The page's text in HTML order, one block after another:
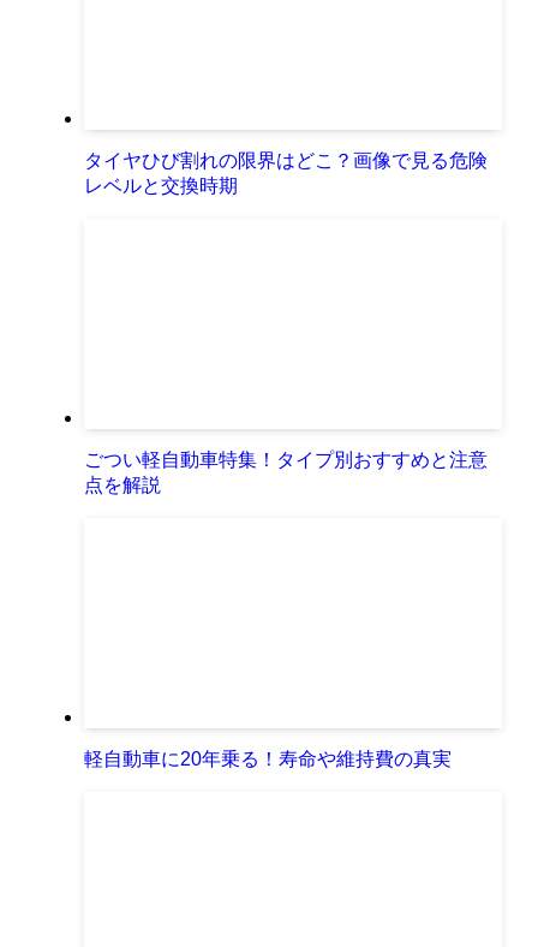
タイヤひび割れの限界はどこ？画像で見る危険
レベルと交換時期
ごつい軽自動車特集！タイプ別おすすめと注意
点を解説
軽自動車に20年乗る！寿命や維持費の真実